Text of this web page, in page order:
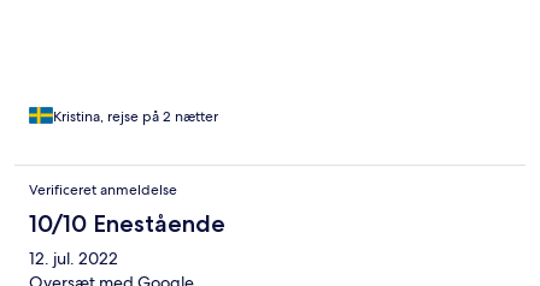
Kristina, rejse på 2 nætter
Verificeret anmeldelse
10/10 Enestående
12. jul. 2022